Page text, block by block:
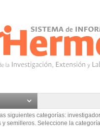
siguientes categorías:
y semilleros. Seleccione la